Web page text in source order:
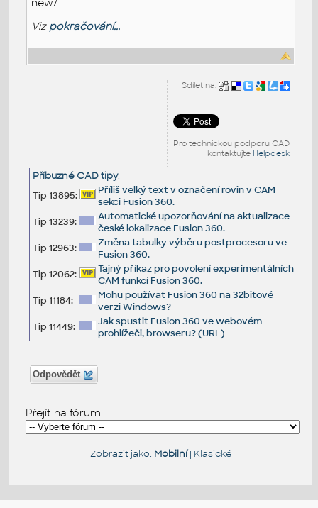
new/
Viz pokračování...
Sdílet na:
Pro technickou podporu CAD
kontaktujte Helpdesk
Příbuzné CAD tipy:
Tip 13895:
Příliš velký text v označení rovin v CAM
sekci Fusion 360.
Tip 13239:
Automatické upozorňování na aktualizace
české lokalizace Fusion 360.
Tip 12963:
Změna tabulky výběru postprocesoru ve
Fusion 360.
Tip 12062:
Tajný příkaz pro povolení experimentálních
CAM funkcí Fusion 360.
Tip 11184:
Mohu používat Fusion 360 na 32bitové
verzi Windows?
Tip 11449:
Jak spustit Fusion 360 ve webovém
prohlížeči, browseru? (URL)
Odpovědět
Přejít na fórum
Zobrazit jako: Mobilní| Klasické